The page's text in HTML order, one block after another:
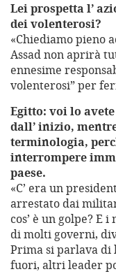
Lei prospetta l’
dei volenterosi?
«Chiediamo pieno
Assad non aprirà
ennesime
volenterosi” per
Egitto: voi lo
dall’ inizio,
terminologia,
interrompere
paese.
«C’ era un
arrestato dai
cos’ è un golpe?
di molti governi,
Prima si parlava di
fuori, altri leader